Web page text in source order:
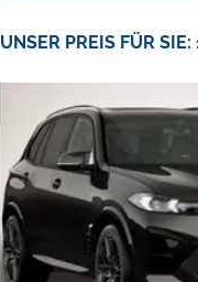
UNSER PREIS FÜR